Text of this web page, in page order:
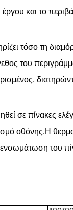
και το
τόσο τη
του
σε πίνακες
οθόνης.Η
του